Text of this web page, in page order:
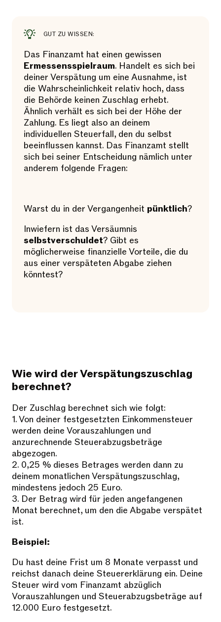
GUT ZU WISSEN:
Das Finanzamt hat einen gewissen
Ermessensspielraum. Handelt es sich bei
deiner Verspätung um eine Ausnahme, ist
die Wahrscheinlichkeit relativ hoch, dass
die Behörde keinen Zuschlag erhebt.
Ähnlich verhält es sich bei der Höhe der
Zahlung. Es liegt also an deinem
individuellen Steuerfall, den du selbst
beeinflussen kannst. Das Finanzamt stellt
sich bei seiner Entscheidung nämlich unter
anderem folgende Fragen:
Warst du in der Vergangenheit pünktlich?
Inwiefern ist das Versäumnis
selbstverschuldet? Gibt es
möglicherweise finanzielle Vorteile, die du
aus einer verspäteten Abgabe ziehen
könntest?
Wie wird der Verspätungszuschlag
berechnet?
Der Zuschlag berechnet sich wie folgt:
1. Von deiner festgesetzten Einkommensteuer
werden deine Vorauszahlungen und
anzurechnende Steuerabzugsbeträge
abgezogen.
2. 0,25 % dieses Betrages werden dann zu
deinem monatlichen Verspätungszuschlag,
mindestens jedoch 25 Euro.
3. Der Betrag wird für jeden angefangenen
Monat berechnet, um den die Abgabe verspätet
ist.
Beispiel:
Du hast deine Frist um 8 Monate verpasst und
reichst danach deine Steuererklärung ein. Deine
Steuer wird vom Finanzamt abzüglich
Vorauszahlungen und Steuerabzugsbeträge auf
12.000 Euro festgesetzt.